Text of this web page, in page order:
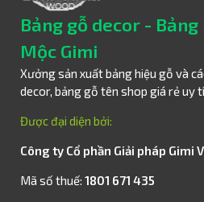
Bảng gỗ decor - Bảng
Mộc Gimi
Xưởng sản xuất bảng hiệu gỗ và
decor, bảng gỗ tên shop giá rẻ uy
Được đại diện bởi:
Công ty Cổ phần Giải pháp Gimi
Mã số thuế: 1801 671 435